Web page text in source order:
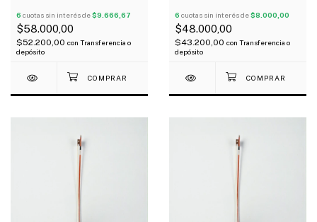
6 cuotas sin interés de$9.666,67
$58.000,00
$52.200,00 con Transferencia o
depósito
6 cuotas sin interés de$8.000,00
$48.000,00
$43.200,00 con Transferencia o
depósito